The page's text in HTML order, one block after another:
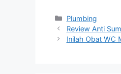
Kategori
Plumbing
Review Anti
Inilah Obat WC